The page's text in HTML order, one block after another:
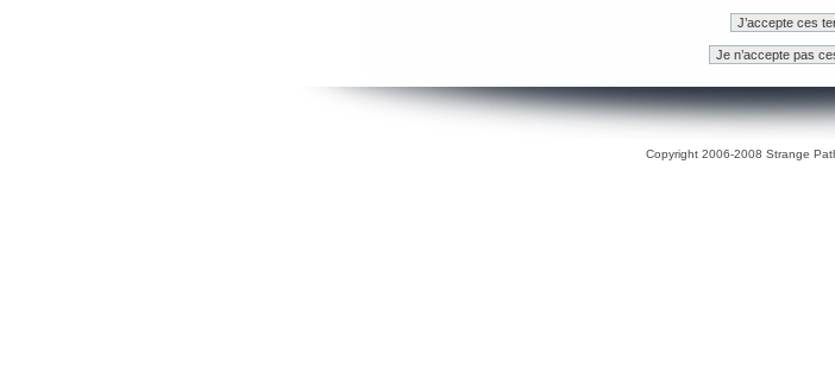
Copyright 2006-2008 Strange